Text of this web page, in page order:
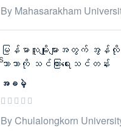
By Mahasarakham
မြန်မာလူမျိုးများအတွက် အွန်
ဘာသာကို သင်ကြားရေးသင်တန်း
အခမဲ့
By Chulalongkorn